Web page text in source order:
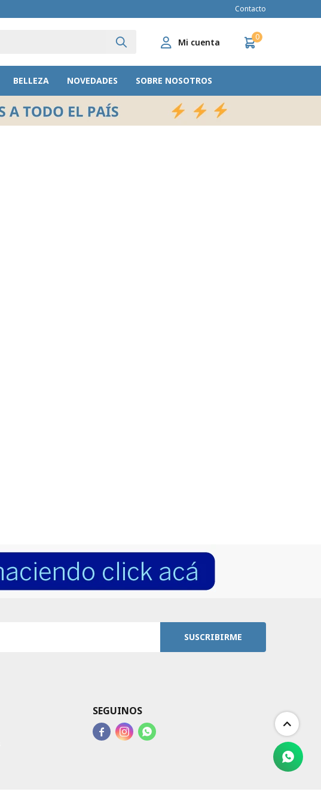
BELLEZA NOVEDADES SOBRE NOSOTROS
0
Contacto
SUSCRIBIRME
SEGUINOS
  